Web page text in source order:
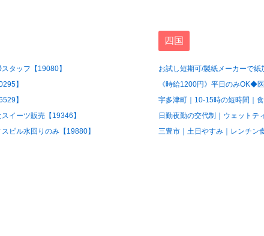
タッフ【19080】
】
】
イーツ販売【19346】
ビル水回りのみ【19880】
四国
お試し短期可/製紙メーカーで紙
《時給1200円》平日のみOK◆
宇多津町｜10-15時の短時間｜
日勤夜勤の交代制｜ウェットテ
三豊市｜土日やすみ｜レンチン